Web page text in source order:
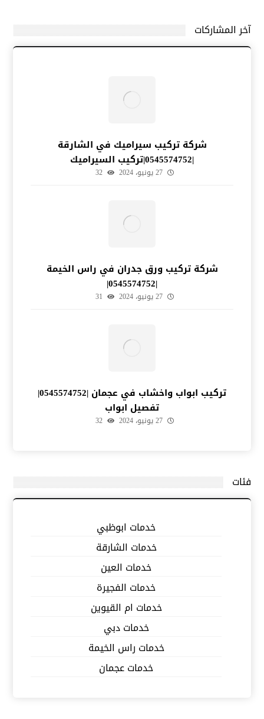
آخر المشاركات
شركة تركيب سيراميك في الشارقة
|0545574752|تركيب السيراميك
27 يونيو، 2024 32
شركة تركيب ورق جدران في راس الخيمة
|0545574752|
27 يونيو، 2024 31
تركيب ابواب واخشاب في عجمان |0545574752|
تفصيل ابواب
27 يونيو، 2024 32
فئات
خدمات ابوظبي
خدمات الشارقة
خدمات العين
خدمات الفجيرة
خدمات ام القيوين
خدمات دبي
خدمات راس الخيمة
خدمات عجمان